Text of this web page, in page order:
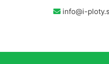
info@i-